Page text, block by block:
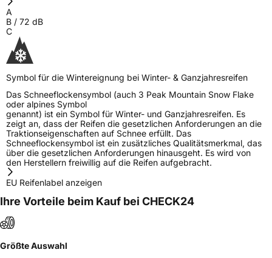
A
B / 72 dB
C
Symbol für die Wintereignung bei Winter- & Ganzjahresreifen
Das Schneeflockensymbol (auch 3 Peak Mountain Snow Flake
oder alpines Symbol
genannt) ist ein Symbol für Winter- und Ganzjahresreifen. Es
zeigt an, dass der Reifen die gesetzlichen Anforderungen an die
Traktionseigenschaften auf Schnee erfüllt. Das
Schneeflockensymbol ist ein zusätzliches Qualitätsmerkmal, das
über die gesetzlichen Anforderungen hinausgeht. Es wird von
den Herstellern freiwillig auf die Reifen aufgebracht.
EU Reifenlabel anzeigen
Ihre Vorteile beim Kauf bei CHECK24
Größte Auswahl